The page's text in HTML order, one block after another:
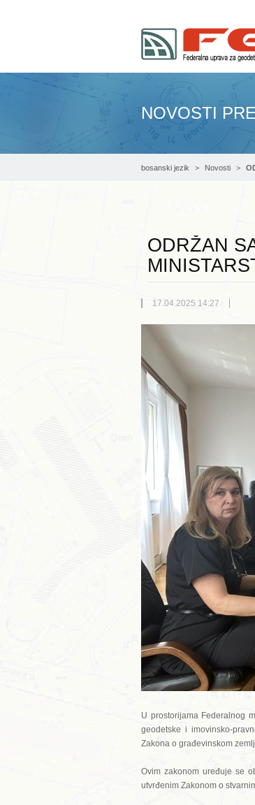
NOVOSTI
bosanski jezik Novosti
ODRŽAN
17.04.2025 14:27
U prostorijama Federalnog
geodetske i imovinsko-
Zakona o građevinskom
Ovim zakonom uređuje se
utvrđenim Zakonom o